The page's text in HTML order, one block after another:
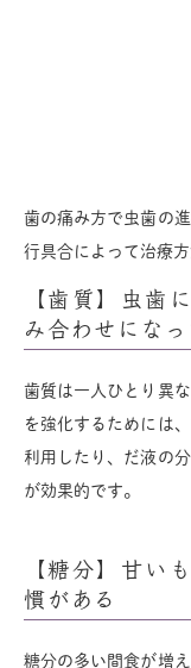
歯の痛み方で虫歯の
行具合によって治療方
【歯質】虫歯
み合わせになっ
歯質は一人ひとり異
を強化するためには
利用したり、だ液の
が効果的です。
【糖分】甘い
慣がある
糖分の多い間食が増